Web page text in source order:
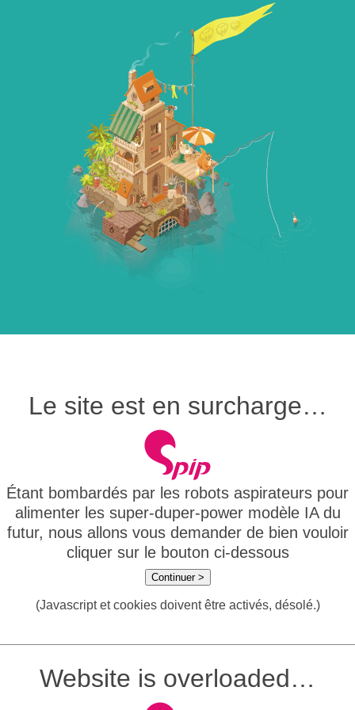
Le site est en surcharge…
Étant bombardés par les robots aspirateurs pour
alimenter les super-duper-power modèle IA du
futur, nous allons vous demander de bien vouloir
cliquer sur le bouton ci-dessous
Continuer >
(Javascript et cookies doivent être activés, désolé.)
Website is overloaded…